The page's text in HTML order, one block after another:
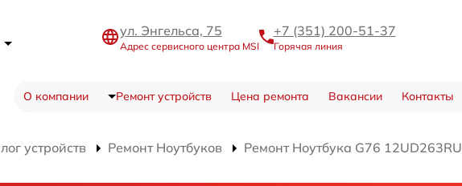
ул. Энгельса, 75
Адрес сервисного центра MSI
+7 (351) 200-51-37
Горячая линия
О компании Ремонт устройств Цена ремонта Вакансии Контакты
устройств Ремонт Ноутбуков Ремонт Ноутбука G76 12UD263RU